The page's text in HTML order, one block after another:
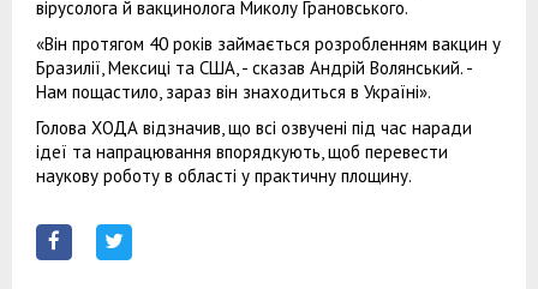
вірусолога й вакцинолога Миколу Грановського.
«Він протягом 40 років займається розробленням вакцин у
Бразилії, Мексиці та США, - сказав Андрій Волянський. -
Нам пощастило, зараз він знаходиться в Україні».
Голова ХОДА відзначив, що всі озвучені під час наради
ідеї та напрацювання впорядкують, щоб перевести
наукову роботу в області у практичну площину.